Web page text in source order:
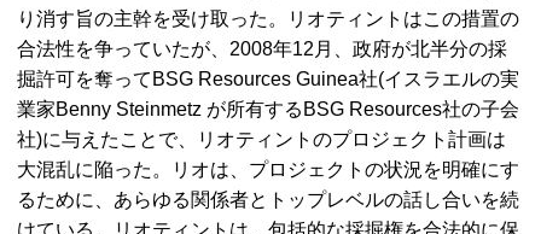
り消す旨の主幹を受け取った。リオティントはこの措置の
合法性を争っていたが、2008年12月、政府が北半分の採
掘許可を奪って BSG Resources Guinea社(イスラエルの実
業家Benny Steinmetz が所有する BSG Resources社の子会
社)に与えたことで、リオティントのプロジェクト計画は
大混乱に陥った。リオは、プロジェクトの状況を明確にす
るために、あらゆる関係者とトップレベルの話し合いを続
けている。リオティントは、包括的な採掘権を合法的に保